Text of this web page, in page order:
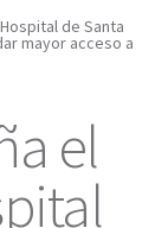
de Santa
mayor acceso a
el